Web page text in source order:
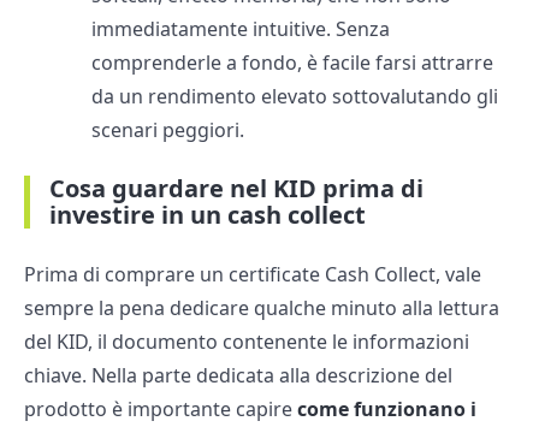
immediatamente intuitive. Senza
comprenderle a fondo, è facile farsi attrarre
da un rendimento elevato sottovalutando gli
scenari peggiori.
Cosa guardare nel KID prima di
investire in un cash collect
Prima di comprare un certificate Cash Collect, vale
sempre la pena dedicare qualche minuto alla lettura
del KID, il documento contenente le informazioni
chiave. Nella parte dedicata alla descrizione del
prodotto è importante capirecome funzionano i